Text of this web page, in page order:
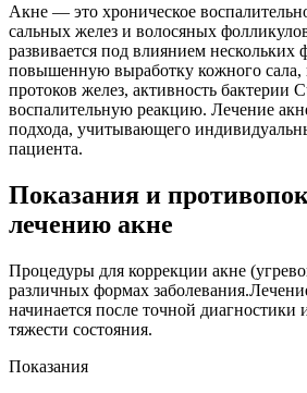
Акне — это хроническое
сальных желез и волосяных
развивается под влиянием нескольких
повышенную выработку кожного сала,
протоков желез, активность бактерии
воспалительную реакцию. Лечение
подхода, учитывающего
пациента.
Показания и
лечению акне
Процедуры для коррекции акне
различных формах
начинается после точной диагностики
тяжести состояния.
Показания